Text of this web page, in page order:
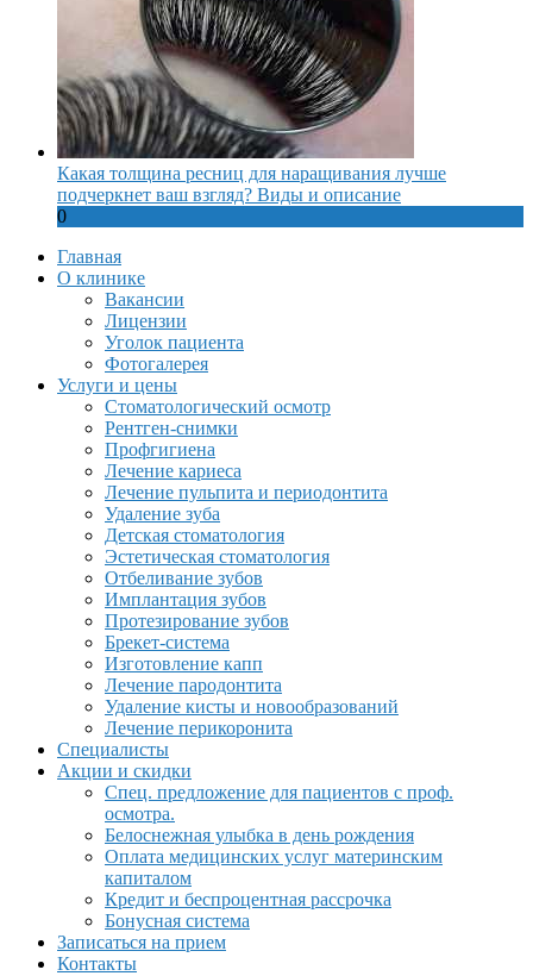
Какая толщина ресниц для наращивания лучше
подчеркнет ваш взгляд? Виды и описание
0
Главная
О клинике
Вакансии
Лицензии
Уголок пациента
Фотогалерея
Услуги и цены
Стоматологический осмотр
Рентген-снимки
Профгигиена
Лечение кариеса
Лечение пульпита и периодонтита
Удаление зуба
Детская стоматология
Эстетическая стоматология
Отбеливание зубов
Имплантация зубов
Протезирование зубов
Брекет-система
Изготовление капп
Лечение пародонтита
Удаление кисты и новообразований
Лечение перикоронита
Специалисты
Акции и скидки
Спец. предложение для пациентов с проф.
осмотра.
Белоснежная улыбка в день рождения
Оплата медицинских услуг материнским
капиталом
Кредит и беспроцентная рассрочка
Бонусная система
Записаться на прием
Контакты